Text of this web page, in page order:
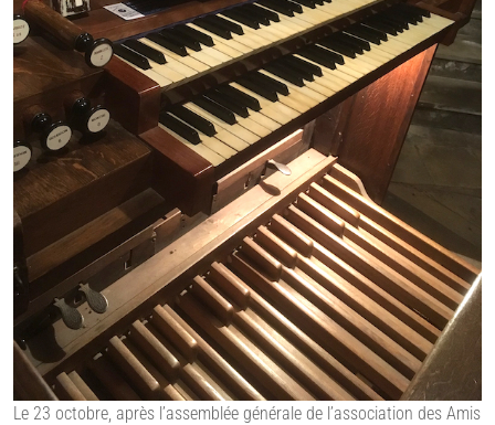
Le 23 octobre, après l’assemblée générale de l’association des Amis